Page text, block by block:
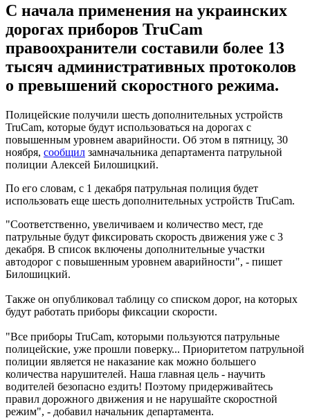
С начала применения на украинских
дорогах приборов TruCam
правоохранители составили более 13
тысяч административных протоколов
о превышений скоростного режима.
Полицейские получили шесть дополнительных устройств
TruCam, которые будут использоваться на дорогах с
повышенным уровнем аварийности. Об этом в пятницу, 30
ноября, сообщил замначальника департамента патрульной
полиции Алексей Билошицкий.
По его словам, с 1 декабря патрульная полиция будет
использовать еще шесть дополнительных устройств TruCam.
"Соответственно, увеличиваем и количество мест, где
патрульные будут фиксировать скорость движения уже с 3
декабря. В список включены дополнительные участки
автодорог с повышенным уровнем аварийности", - пишет
Билошицкий.
Также он опубликовал таблицу со списком дорог, на которых
будут работать приборы фиксации скорости.
"Все приборы TruCam, которыми пользуются патрульные
полицейские, уже прошли поверку... Приоритетом патрульной
полиции является не наказание как можно большего
количества нарушителей. Наша главная цель - научить
водителей безопасно ездить! Поэтому придерживайтесь
правил дорожного движения и не нарушайте скоростной
режим", - добавил начальник департамента.